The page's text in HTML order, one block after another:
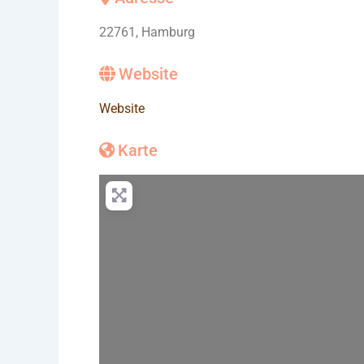
22761, Hamburg
Website
Website
Karte